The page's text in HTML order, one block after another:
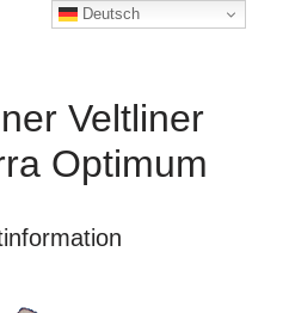
Veltliner
Optimum
Deutsch